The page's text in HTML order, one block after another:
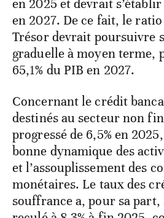
en 2025 et devrait s’établir
en 2027. De ce fait, le
Trésor devrait poursuivre
graduelle à moyen terme,
65,1% du PIB en 2027.
Concernant le crédit
destinés au secteur non
progressé de 6,5% en
bonne dynamique des
et l’assouplissement des
monétaires. Le taux des
souffrance a, pour sa